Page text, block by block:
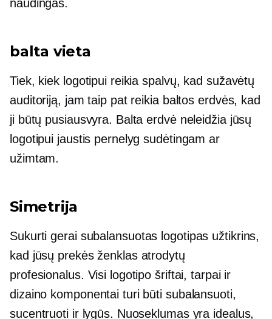
naudingas.
balta vieta
Tiek, kiek logotipui reikia spalvų, kad sužavėtų
auditoriją, jam taip pat reikia baltos erdvės, kad
ji būtų pusiausvyra. Balta erdvė neleidžia jūsų
logotipui jaustis pernelyg sudėtingam ar
užimtam.
Simetrija
Sukurtigerai subalansuotas logotipas užtikrins,
kad jūsų prekės ženklas atrodytų
profesionalus. Visi logotipo šriftai, tarpai ir
dizaino komponentai turi būti subalansuoti,
sucentruoti ir lygūs. Nuoseklumas yra idealus,